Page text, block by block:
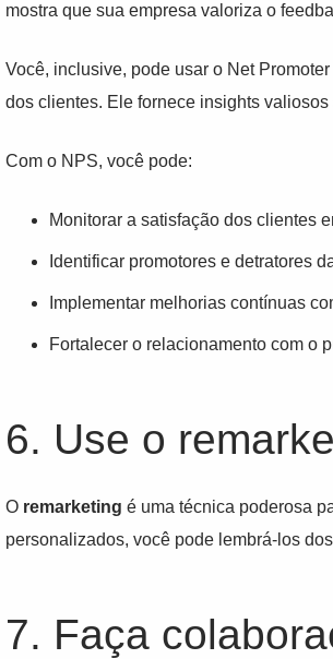
mostra que sua empresa valoriza o
Você, inclusive, pode usar o Net
dos clientes. Ele fornece insights
Com o NPS, você pode:
Monitorar a satisfação dos clientes
Identificar promotores e detratores
Implementar melhorias contínuas
Fortalecer o relacionamento com o
6. Use o
O remarketing é uma técnica poderosa
personalizados, você pode lembrá-los
7. Faça